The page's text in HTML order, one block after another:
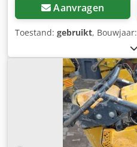
Aanvragen
Toestand: gebruikt, Bouwjaar: